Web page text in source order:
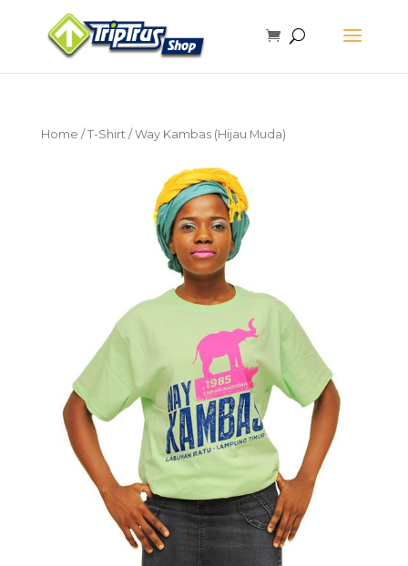
Home / T-Shirt/ Way Kambas (Hijau Muda)